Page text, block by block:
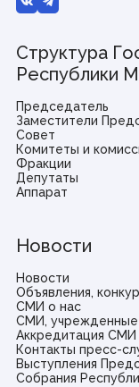
Структура
Республики
Председатель
Заместители
Совет
Комитеты и
Фракции
Депутаты
Аппарат
Новости
Новости
Объявления,
СМИ о нас
СМИ,
Аккредитация
Контакты пресс-
Выступления
Собрания